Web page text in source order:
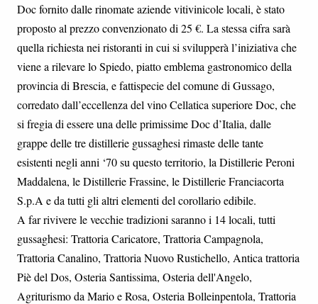
Doc fornito dalle rinomate aziende vitivinicole locali, è stato
proposto al prezzo convenzionato di 25 €. La stessa cifra sarà
quella richiesta nei ristoranti in cui si svilupperà l’iniziativa che
viene a rilevare lo Spiedo, piatto emblema gastronomico della
provincia di Brescia, e fattispecie del comune di Gussago,
corredato dall’eccellenza del vino Cellatica superiore Doc, che
si fregia di essere una delle primissime Doc d’Italia, dalle
grappe delle tre distillerie gussaghesi rimaste delle tante
esistenti negli anni ‘70 su questo territorio, la Distillerie Peroni
Maddalena, le Distillerie Frassine, le Distillerie Franciacorta
S.p.A e da tutti gli altri elementi del corollario edibile.
A far rivivere le vecchie tradizioni saranno i 14 locali, tutti
gussaghesi: Trattoria Caricatore, Trattoria Campagnola,
Trattoria Canalino, Trattoria Nuovo Rustichello, Antica trattoria
Piè del Dos, Osteria Santissima, Osteria dell'Angelo,
Agriturismo da Mario e Rosa, Osteria Bolleinpentola, Trattoria